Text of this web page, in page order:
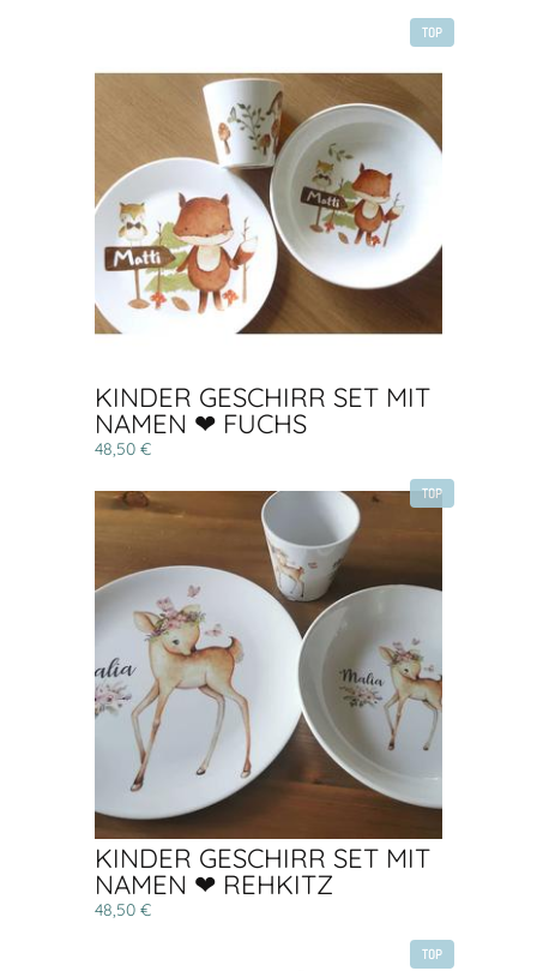
TOP
KINDER GESCHIRR SET MIT
NAMEN ❤ FUCHS
48,50 €
TOP
KINDER GESCHIRR SET MIT
NAMEN ❤ REHKITZ
48,50 €
TOP